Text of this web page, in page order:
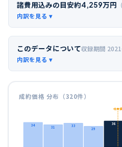
諸費用込みの目安約4,259万円
このデータについて収録期間
成約価格 分布（320件）
34 31 33
29
36
中央値